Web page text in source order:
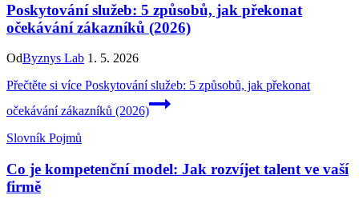
Poskytování služeb: 5 způsobů, jak překonat
očekávání zákazníků (2026)
OdByznys Lab 1. 5. 2026
Přečtěte si více Poskytování služeb: 5 způsobů, jak překonat
očekávání zákazníků (2026)
Slovník Pojmů
Co je kompetenční model: Jak rozvíjet talent ve vaší
firmě